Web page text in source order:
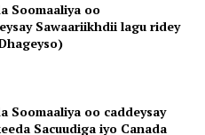
Soomaaliya oo
Sawaariikhdii lagu ridey
Soomaaliya oo caddeysay
Sacuudiga iyo Canada